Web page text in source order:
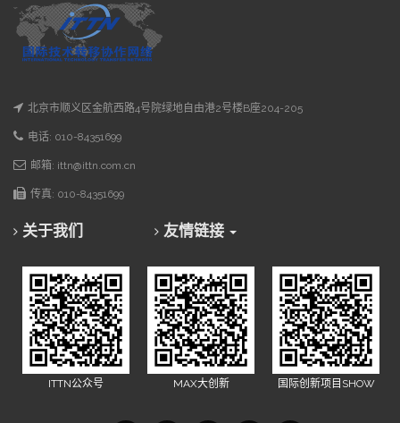
北京市顺义区金航西路4号院绿地自由港2号楼B座204-205
电话: 010-84351699
邮箱: ittn@ittn.com.cn
传真: 010-84351699
关于我们 友情链接
ITTN公众号 MAX大创新 国际创新项目SHOW